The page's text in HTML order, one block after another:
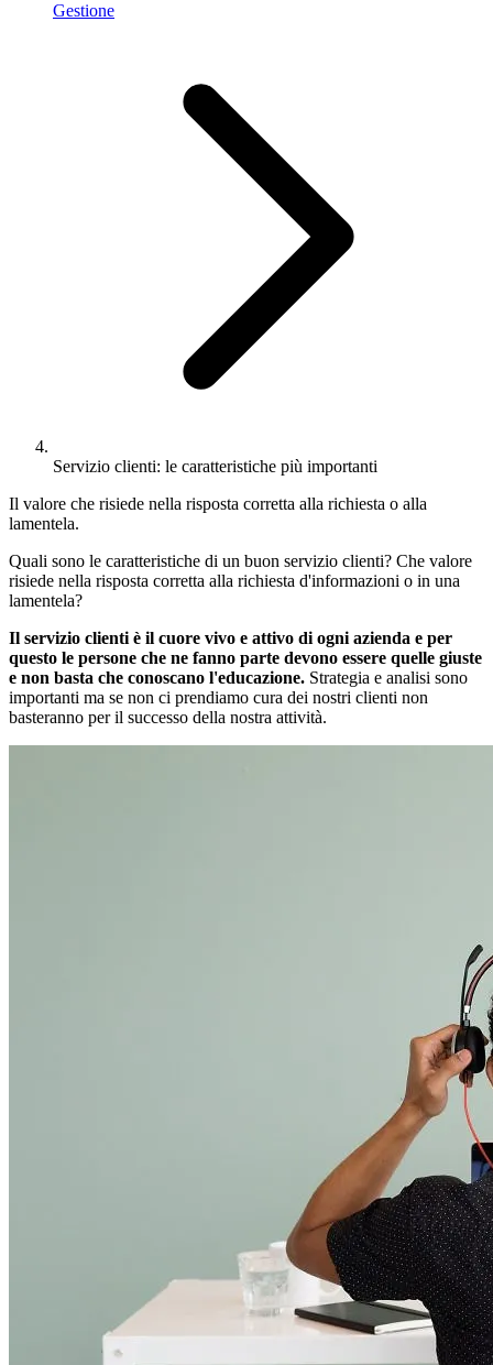
Gestione
Servizio clienti: le caratteristiche più importanti
Il valore che risiede nella risposta corretta alla richiesta o alla
lamentela.
Quali sono le caratteristiche di un buon servizio clienti? Che valore
risiede nella risposta corretta alla richiesta d'informazioni o in una
lamentela?
Il servizio clienti è il cuore vivo e attivo di ogni azienda e per
questo le persone che ne fanno parte devono essere quelle giuste
e non basta che conoscano l'educazione. Strategia e analisi sono
importanti ma se non ci prendiamo cura dei nostri clienti non
basteranno per il successo della nostra attività.